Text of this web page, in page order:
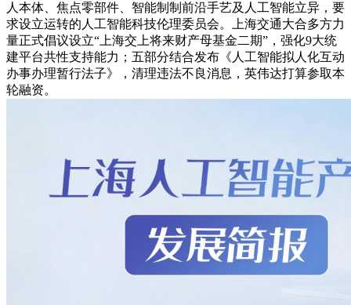
人本体、焦点零部件、智能制制前沿手艺及人工智能立异，要
求设立运转的人工智能科技伦理委员会。上海交通大合多方力
量正式倡议设立“上海交上将来财产母基金二期”，强化9大统
建平台共性支持能力；五部分结合发布《人工智能拟人化互动
办事办理暂行法子》，清理违法不良消息，英伟达打算参取本
轮融资。